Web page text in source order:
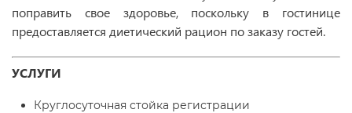
поправить свое здоровье, поскольку в гостинице
предоставляется диетический рацион по заказу гостей.
УСЛУГИ
Круглосуточная стойка регистрации